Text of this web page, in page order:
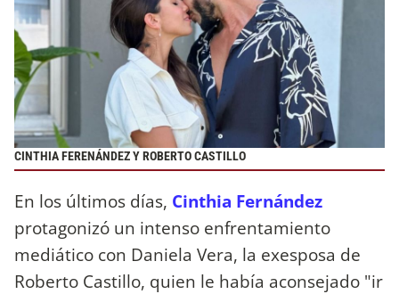
CINTHIA FERENÁNDEZ Y ROBERTO CASTILLO
En los últimos días, Cinthia Fernández
protagonizó un intenso enfrentamiento
mediático con Daniela Vera, la exesposa de
Roberto Castillo, quien le había aconsejado "ir